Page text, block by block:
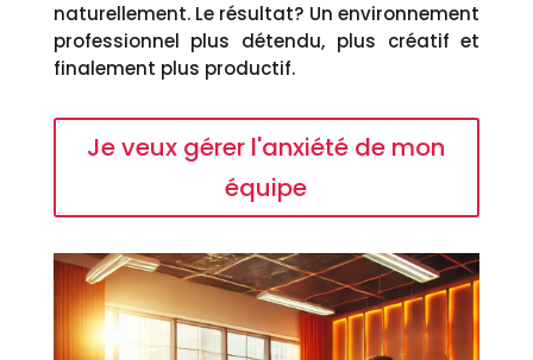
naturellement. Le résultat? Un environnement
professionnel plus détendu, plus créatif et
finalement plus productif.
Je veux gérer l'anxiété de mon
équipe